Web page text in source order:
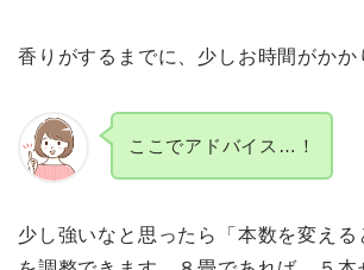
香りがするまでに、少しお時間がかか
ここでアドバイス…！
少し強いなと思ったら「本数を変える